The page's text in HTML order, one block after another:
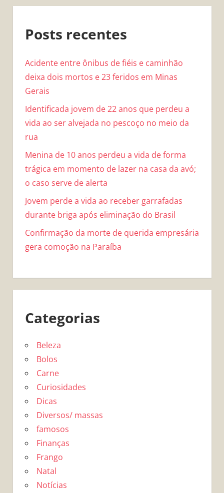
Posts recentes
Acidente entre ônibus de fiéis e caminhão
deixa dois mortos e 23 feridos em Minas
Gerais
Identificada jovem de 22 anos que perdeu a
vida ao ser alvejada no pescoço no meio da
rua
Menina de 10 anos perdeu a vida de forma
trágica em momento de lazer na casa da avó;
o caso serve de alerta
Jovem perde a vida ao receber garrafadas
durante briga após eliminação do Brasil
Confirmação da morte de querida empresária
gera comoção na Paraíba
Categorias
Beleza
Bolos
Carne
Curiosidades
Dicas
Diversos/ massas
famosos
Finanças
Frango
Natal
Notícias